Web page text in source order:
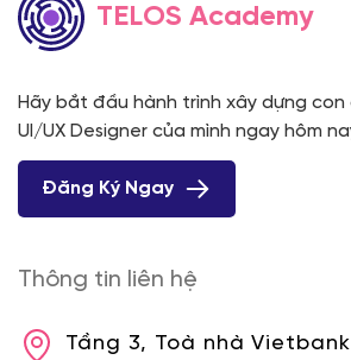
TELOS Academy
Hãy bắt đầu hành trình xây dựng con
UI/UX Designer của mình ngay hôm
Đăng Ký Ngay
Thông tin liên hệ
Tầng 3, Toà nhà